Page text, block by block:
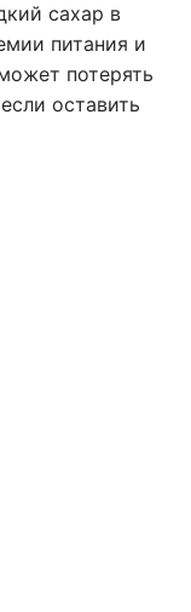
сахар в
питания и
потерять
оставить